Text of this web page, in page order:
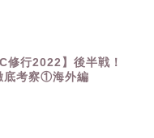
修行2022】後半戦！
底考察①海外編